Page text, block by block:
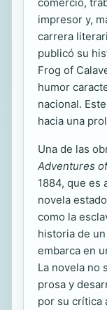
impresor y,
carrera
publicó su
Frog of
humor
nacional.
hacia una
Una de las
Adventures
1884, que es
novela
como la
historia de
embarca en
La novela no
prosa y
por su crítica